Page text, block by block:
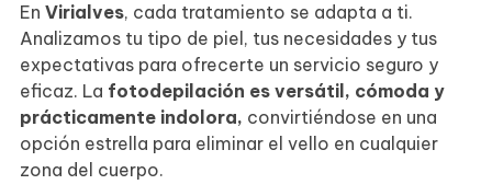
En Virialves, cada tratamiento se adapta a ti.
Analizamos tu tipo de piel, tus necesidades y tus
expectativas para ofrecerte un servicio seguro y
eficaz. La fotodepilación es versátil, cómoda y
prácticamente indolora, convirtiéndose en una
opción estrella para eliminar el vello en cualquier
zona del cuerpo.